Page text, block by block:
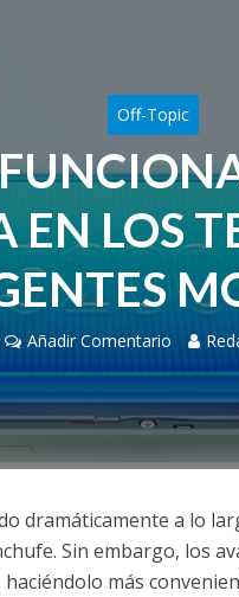
Off-Topic
EN LOS
Añadir Comentario
dramáticamente a lo
Sin embargo, los
más